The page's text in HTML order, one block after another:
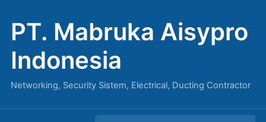
PT. Mabruka Aisypro
Indonesia
Networking, Security Sistem, Electrical, Ducting Contractor